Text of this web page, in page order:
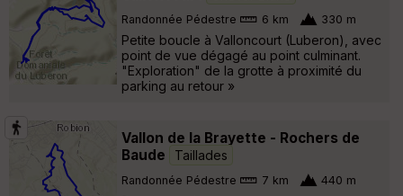
Randonnée Pédestre 6 km 330 m
Petite boucle à Valloncourt (Luberon), avec
point de vue dégagé au point culminant.
"Exploration" de la grotte à proximité du
parking au retour »
Vallon de la Brayette - Rochers de
Baude
Taillades
Randonnée Pédestre 7 km 440 m